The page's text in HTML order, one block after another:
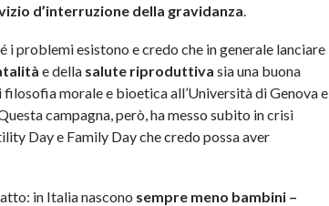
d’interruzione della gravidanza
i problemi esistono e credo che in generale lanciare
e della salute riproduttiva sia una buona
morale e bioetica all’Università di Genova e
campagna, però, ha messo subito in crisi
Day e Family Day che credo possa aver
in Italia nascono sempre meno bambini –